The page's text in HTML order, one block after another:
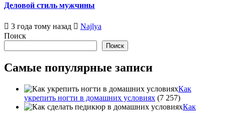
Деловой стиль мужчины
3 года тому назад
Najlya
Поиск
Поиск
Самые популярные записи
Как
укрепить ногти в домашних условиях (7 257)
Как